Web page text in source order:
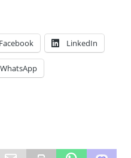
Facebook LinkedIn
WhatsApp